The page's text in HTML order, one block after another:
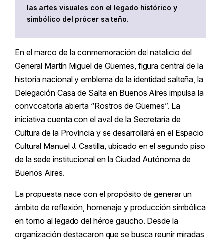
las artes visuales con el legado histórico y
simbólico del prócer salteño.
En el marco de la conmemoración del natalicio del
General Martín Miguel de Güemes, figura central de la
historia nacional y emblema de la identidad salteña, la
Delegación Casa de Salta en Buenos Aires impulsa la
convocatoria abierta “Rostros de Güemes”. La
iniciativa cuenta con el aval de la Secretaría de
Cultura de la Provincia y se desarrollará en el Espacio
Cultural Manuel J. Castilla, ubicado en el segundo piso
de la sede institucional en la Ciudad Autónoma de
Buenos Aires.
La propuesta nace con el propósito de generar un
ámbito de reflexión, homenaje y producción simbólica
en torno al legado del héroe gaucho. Desde la
organización destacaron que se busca reunir miradas